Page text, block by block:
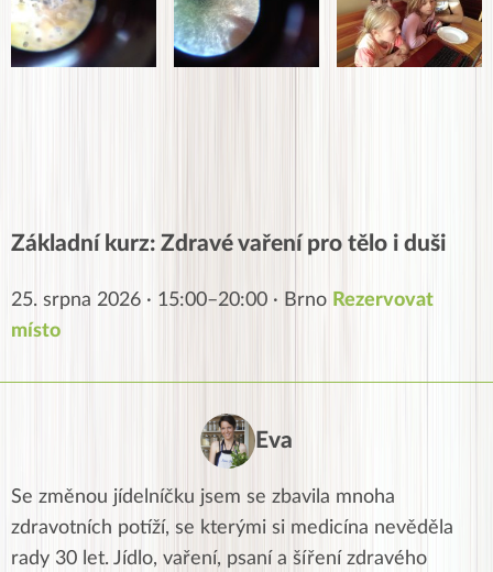
Základní kurz: Zdravé vaření pro tělo i duši
25. srpna 2026 · 15:00–20:00 · Brno Rezervovat
místo
Eva
Se změnou jídelníčku jsem se zbavila mnoha
zdravotních potíží, se kterými si medicína nevěděla
rady 30 let. Jídlo, vaření, psaní a šíření zdravého